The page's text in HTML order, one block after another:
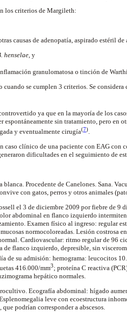
los criterios deMargileth:
causas de adenopatía, aspirado estéril
henselae, y
granulomatosa o tinción de
cuando se cumplen 3 criterios. Se
ya que en la mayoría de los
espontáneamente sin tratamiento, pero en
y eventualmente cirugía(7)
caso clínico de una paciente con EAG
dificultades en el seguimiento de
blanca. Procedente de Canelones. Sana.
con gatos, perros y otros animales
el 3 de diciembre 2009 por fiebre de 9
abdominal en flanco izquierdo
Examen físico al ingreso: regular
normocoloreadas. Lesión costrosa
Cardiovascular: ritmo regular de 96
de flanco izquierdo, depresible, sin
de su admisión: hemograma: leucocitos
416.000/mm3; proteína C reactiva
hepático normales.
. Ecografía abdominal: hígado
leve conecoestructura
podrían corresponder a abscesos.